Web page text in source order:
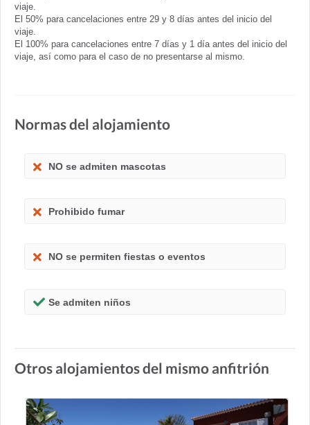
viaje.
El 50% para cancelaciones entre 29 y 8 días antes del inicio del
viaje.
El 100% para cancelaciones entre 7 días y 1 día antes del inicio del
viaje, así como para el caso de no presentarse al mismo.
Normas del alojamiento
NO se admiten mascotas
Prohibido fumar
NO se permiten fiestas o eventos
Se admiten niños
Otros alojamientos del mismo anfitrión